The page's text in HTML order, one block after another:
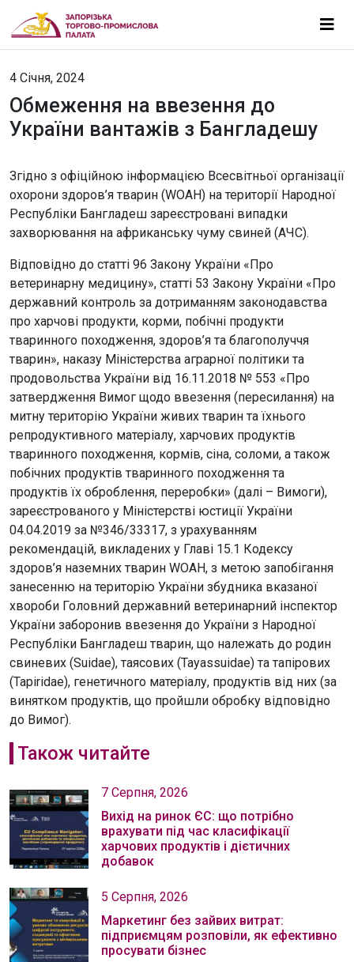
4 Січня, 2024
Обмеження на ввезення до
України вантажів з Бангладешу
Згідно з офіційною інформацією Всесвітньої організації
охорони здоров’я тварин (WOAH) на території Народної
Республіки Бангладеш зареєстровані випадки
захворювання на африканську чуму свиней (АЧС).
Відповідно до статті 96 Закону України «Про
ветеринарну медицину», статті 53 Закону України «Про
державний контроль за дотриманням законодавства
про харчові продукти, корми, побічні продукти
тваринного походження, здоров’я та благополуччя
тварин», наказу Міністерства аграрної політики та
продовольства України від 16.11.2018 № 553 «Про
затвердження Вимог щодо ввезення (пересилання) на
митну територію України живих тварин та їхнього
репродуктивного матеріалу, харчових продуктів
тваринного походження, кормів, сіна, соломи, а також
побічних продуктів тваринного походження та
продуктів їх оброблення, переробки» (далі – Вимоги),
зареєстрованого у Міністерстві юстиції України
04.04.2019 за №346/33317, з урахуванням
рекомендацій, викладених у Главі 15.1 Кодексу
здоров’я наземних тварин WOAH, з метою запобігання
занесенню на територію України збудника вказаної
хвороби Головний державний ветеринарний інспектор
України заборонив ввезення до України з Народної
Республіки Бангладеш тварин, що належать до родин
свиневих (Suidae), таясових (Tayassuidae) та тапірових
(Tapiridae), генетичного матеріалу, продуктів від них (за
винятком продуктів, що пройшли обробку відповідно
до Вимог).
Також читайте
7 Серпня, 2026
Вихід на ринок ЄС: що потрібно
врахувати під час класифікації
харчових продуктів і дієтичних
добавок
5 Серпня, 2026
Маркетинг без зайвих витрат:
підприємцям розповіли, як ефективно
просувати бізнес